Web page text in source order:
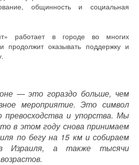
общинность и социальная
работает в городе во многих
продолжит оказывать поддержку и
— это гораздо больше, чем
мероприятие. Это символ
превосходства и упорства. Мы
в этом году снова принимаем
по бегу на 15 км и собираем
Израиля, а также тысячи